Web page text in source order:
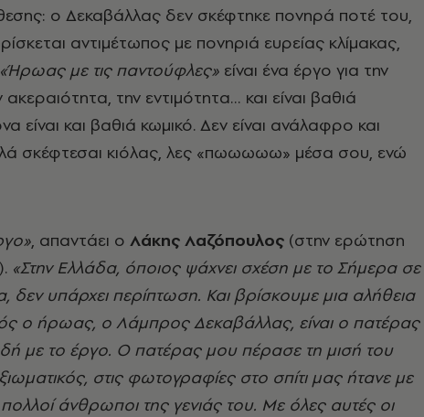
ο Δεκαβάλλας δεν σκέφτηκε πονηρά ποτέ του,
αντιμέτωπος με πονηριά ευρείας κλίμακας,
«Ήρωας με τις παντούφλες» είναι ένα έργο για την
ακεραιότητα, την εντιμότητα… και είναι βαθιά
είναι και βαθιά κωμικό. Δεν είναι ανάλαφρο και
σκέφτεσαι κιόλας, λες «πωωωωω» μέσα σου, ενώ
, απαντάει ο Λάκης Λαζόπουλος (στην ερώτηση
). «Στην Ελλάδα, όποιος ψάχνει σχέση με το Σήμερα σε
δεν υπάρχει περίπτωση. Και βρίσκουμε μια αλήθεια
ο ήρωας, ο Λάμπρος Δεκαβάλλας, είναι ο πατέρας
με το έργο. Ο πατέρας μου πέρασε τη μισή του
στις φωτογραφίες στο σπίτι μας ήτανε με
άνθρωποι της γενιάς του. Με όλες αυτές οι